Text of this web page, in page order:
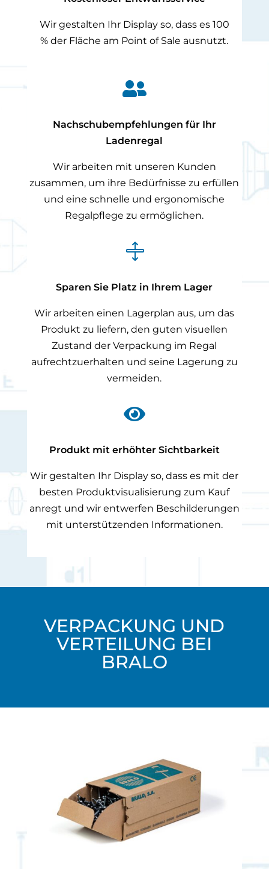
Wir gestalten Ihr Display so, dass es 100
% der Fläche am Point of Sale ausnutzt.

Nachschubempfehlungen für Ihr
Ladenregal
Wir arbeiten mit unseren Kunden
zusammen, um ihre Bedürfnisse zu erfüllen
und eine schnelle und ergonomische
Regalpflege zu ermöglichen.

Sparen Sie Platz in Ihrem Lager
Wir arbeiten einen Lagerplan aus, um das
Produkt zu liefern, den guten visuellen
Zustand der Verpackung im Regal
aufrechtzuerhalten und seine Lagerung zu
vermeiden.

Produkt mit erhöhter Sichtbarkeit
Wir gestalten Ihr Display so, dass es mit der
besten Produktvisualisierung zum Kauf
anregt und wir entwerfen Beschilderungen
mit unterstützenden Informationen.
VERPACKUNG UND
VERTEILUNG BEI
BRALO